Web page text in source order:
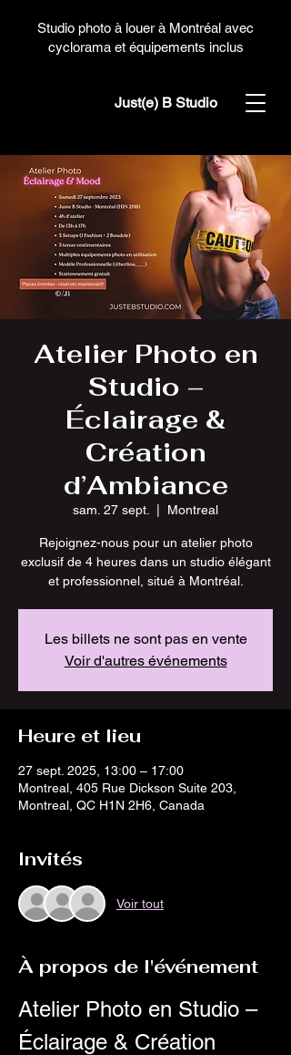
Just(e) B Studio
Studio photo à louer à Montréal avec
cyclorama et équipements inclus
Atelier Photo en
Studio –
Éclairage &
Création
d’Ambiance
sam. 27 sept. Montreal
Rejoignez-nous pour un atelier photo
exclusif de 4 heures dans un studio élégant
et professionnel, situé à Montréal.
Les billets ne sont pas en vente
Voir d'autres événements
Heure et lieu
27 sept. 2025, 13:00 – 17:00
Montreal, 405 Rue Dickson Suite 203,
Montreal, QC H1N 2H6, Canada
Invités
Voir tout
À propos de l'événement
Atelier Photo en Studio –
Éclairage & Création